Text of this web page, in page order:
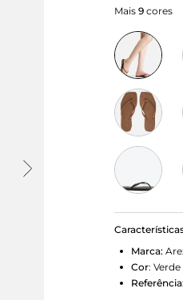
Mais 9 cores
Marca:
Cor: Verde
Referência: